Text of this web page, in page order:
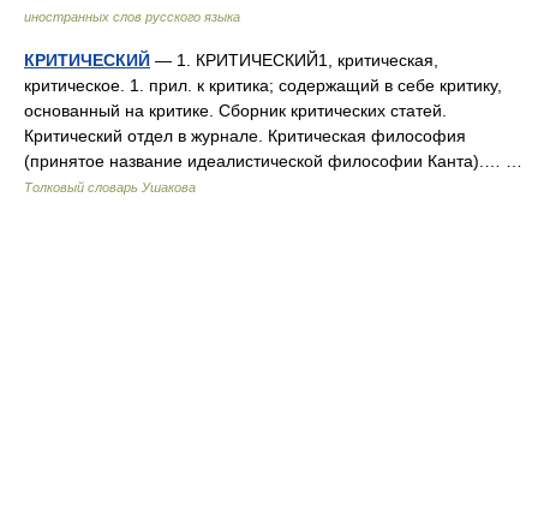
иностранных слов русского языка
КРИТИЧЕСКИЙ — 1. КРИТИЧЕСКИЙ1, критическая,
критическое. 1. прил. к критика; содержащий в себе критику,
основанный на критике. Сборник критических статей.
Критический отдел в журнале. Критическая философия
(принятое название идеалистической философии Канта).… …
Толковый словарь Ушакова